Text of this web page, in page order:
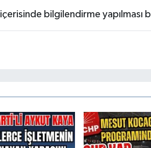
bilgilendirme yapılması